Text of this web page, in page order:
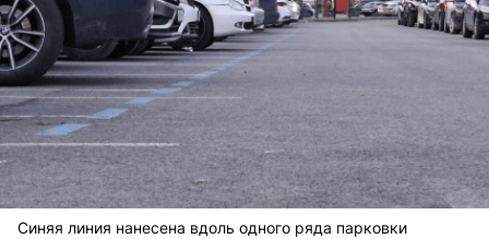
Синяя линия нанесена вдоль одного ряда парковки